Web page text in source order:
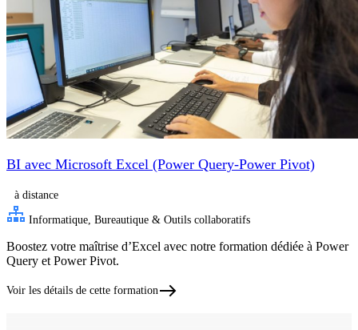
BI avec Microsoft Excel (Power Query-Power Pivot)
à distance
Informatique, Bureautique & Outils collaboratifs
Boostez votre maîtrise d’Excel avec notre formation dédiée à Power
Query et Power Pivot.
Voir les détails de cette formation